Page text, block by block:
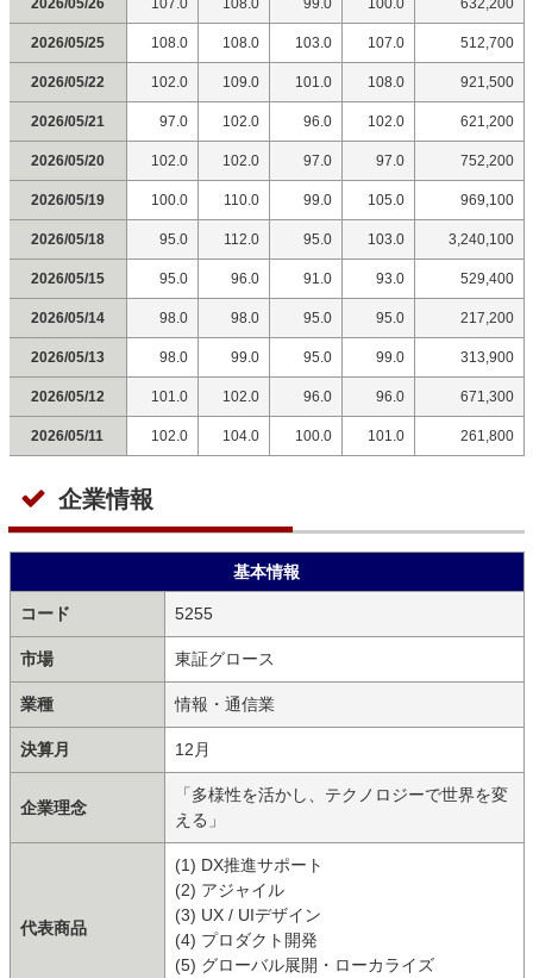
2026/05/26 107.0 108.0 99.0 100.0 632,200
2026/05/25 108.0 108.0 103.0 107.0 512,700
2026/05/22 102.0 109.0 101.0 108.0 921,500
2026/05/21 97.0 102.0 96.0 102.0 621,200
2026/05/20 102.0 102.0 97.0 97.0 752,200
2026/05/19 100.0 110.0 99.0 105.0 969,100
2026/05/18 95.0 112.0 95.0 103.0 3,240,100
2026/05/15 95.0 96.0 91.0 93.0 529,400
2026/05/14 98.0 98.0 95.0 95.0 217,200
2026/05/13 98.0 99.0 95.0 99.0 313,900
2026/05/12 101.0 102.0 96.0 96.0 671,300
2026/05/11 102.0 104.0 100.0 101.0 261,800
企業情報
基本情報
コード 5255
市場 東証グロース
業種 情報・通信業
決算月 12月
企業理念
「多様性を活かし、テクノロジーで世界を変
える」
代表商品
(1) DX推進サポート
(2) アジャイル
(3) UX / UIデザイン
(4) プロダクト開発
(5) グローバル展開・ローカライズ